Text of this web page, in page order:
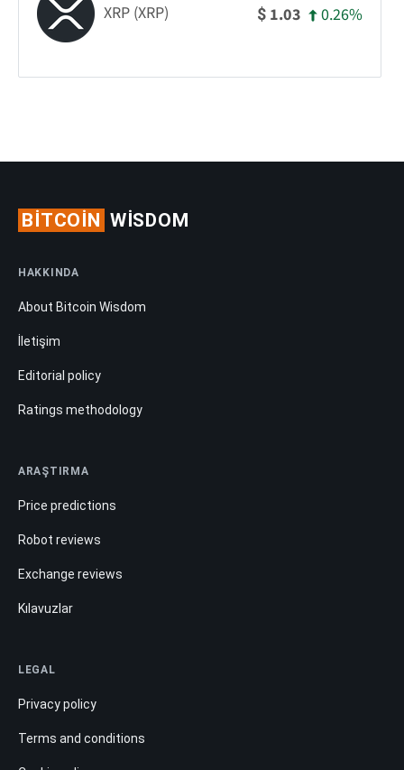
XRP (XRP) $ 1.03 0.26%
BITCOIN WISDOM
HAKKINDA
About Bitcoin Wisdom
İletişim
Editorial policy
Ratings methodology
ARAŞTIRMA
Price predictions
Robot reviews
Exchange reviews
Kılavuzlar
LEGAL
Privacy policy
Terms and conditions